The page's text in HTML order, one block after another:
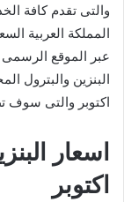
والتى تقدم كافة
المملكة العربية
عبر الموقع الرسمى
البنزين والبترول
اكتوبر والتى
اسعار
اكتوبر